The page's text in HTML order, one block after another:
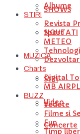
SHOWS
NOUTATI
MUZICA
Stiri
Video
Concerte
Albume
STIRI
Revista
Sport
METEO
Charts
Digital
MB
BUZZ
Vedete
Filme si
Fun
Timp liber